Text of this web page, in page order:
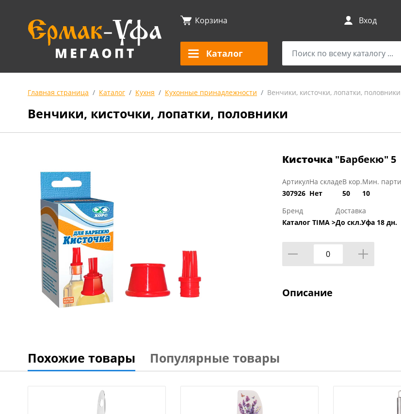
Корзина Вход
Каталог
Главная страница Каталог Кухня Кухонные принадлежности Венчики, кисточки, лопатки, половники
Венчики, кисточки, лопатки, половники
Кисточка "Барбекю" 5
Артикул
307926
На складе
Нет
В кор.
50
Мин.
10
Бренд
Каталог TIMA >
Доставка
До скл.Уфа 18 дн.
Описание
Похожие товары Популярные товары